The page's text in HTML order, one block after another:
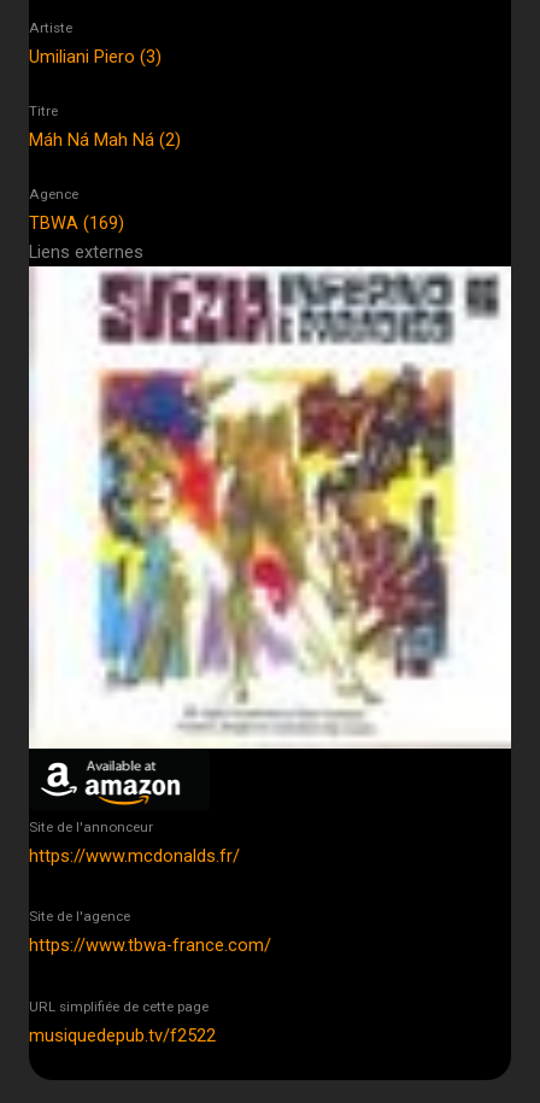
Artiste
Umiliani Piero (3)
Titre
Máh Ná Mah Ná (2)
Agence
TBWA (169)
Liens externes
Site de l'annonceur
https://www.mcdonalds.fr/
Site de l'agence
https://www.tbwa-france.com/
URL simplifiée de cette page
musiquedepub.tv/f2522